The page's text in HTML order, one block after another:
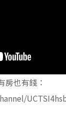
房也有錢：